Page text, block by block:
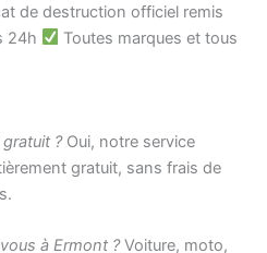
de destruction officiel remis
24h
Toutes marques et tous
?Oui, notre service
gratuit, sans frais de
à Ermont ?Voiture, moto,